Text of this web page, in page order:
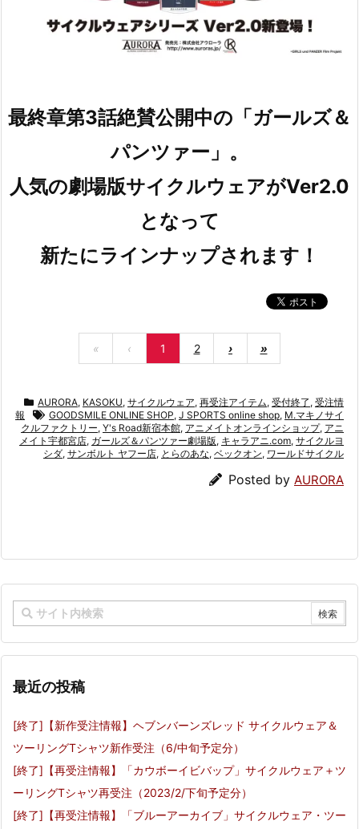
最終章第3話絶賛公開中の「ガールズ＆
パンツァー」。
人気の劇場版サイクルウェアがVer2.0
となって
新たにラインナップされます！
« ‹ 1 2 › »
AURORA, KASOKU, サイクルウェア, 再受注アイテム, 受付終了 , 受注情
報
GOODSMILE ONLINE SHOP, J SPORTS online shop, M.マキノサイ
クルファクトリー, Y's Road新宿本館, アニメイトオンラインショップ, アニ
メイト宇都宮店, ガールズ＆パンツァー劇場版, キャラアニ.com, サイクルヨ
シダ, サンボルト ヤフー店, とらのあな, ベックオン, ワールドサイクル
Posted by AURORA
最近の投稿
[終了]【新作受注情報】ヘブンバーンズレッド サイクルウェア＆
ツーリングTシャツ新作受注（6/中旬予定分）
[終了]【再受注情報】「カウボーイビバップ」サイクルウェア＋ツ
ーリングTシャツ再受注（2023/2/下旬予定分）
[終了]【再受注情報】「ブルーアーカイブ」サイクルウェア・ツー